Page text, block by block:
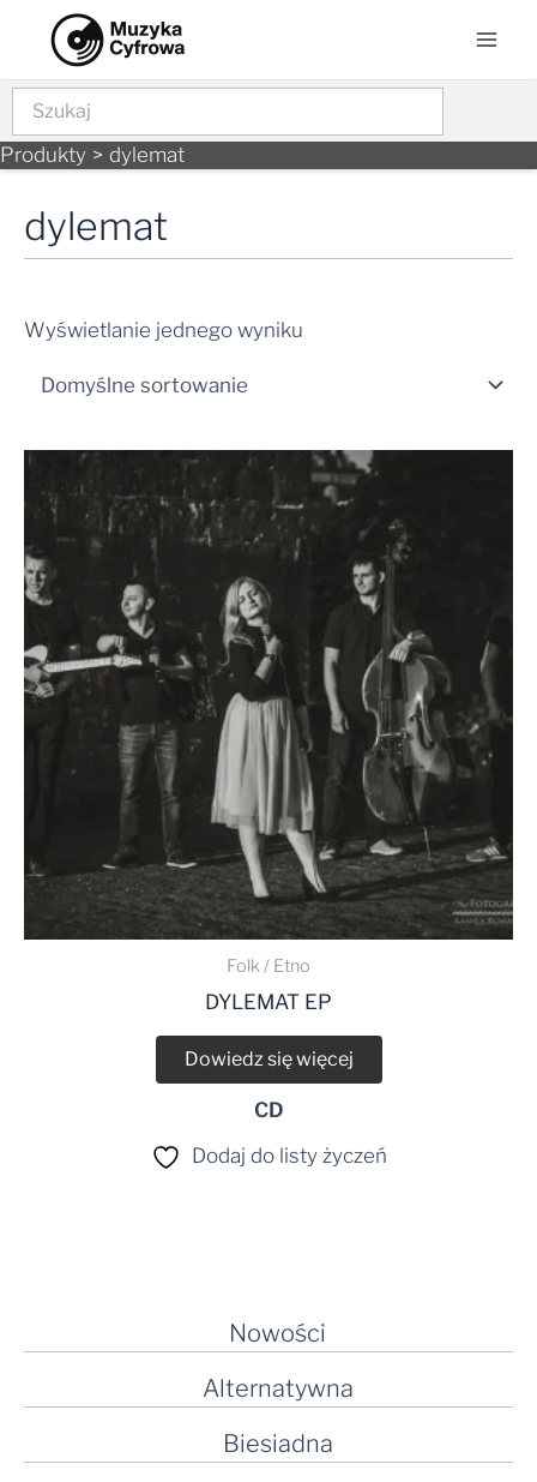
content
Szukaj
Produkty dylemat
Nowości
Alternatywna
Biesiadna
dylemat
Wyświetlanie jednego wyniku
Folk / Etno
DYLEMAT EP
Dowiedz się więcej
CD
Dodaj do listy życzeń